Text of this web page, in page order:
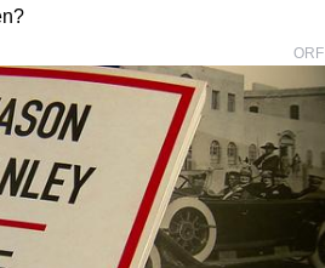
ORF